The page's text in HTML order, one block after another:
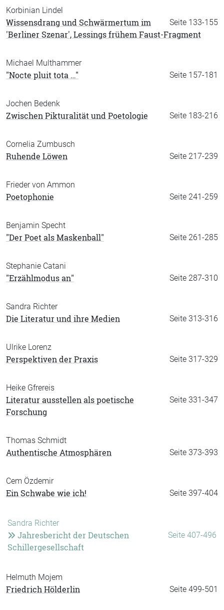
Korbinian Lindel
Seite 133-155
Wissensdrang und Schwärmertum im
'Berliner Szenar', Lessings frühem Faust-Fragment
Michael Multhammer
Seite 157-181
"Nocte pluit tota …"
Jochen Bedenk
Seite 183-216
Zwischen Pikturalität und Poetologie
Cornelia Zumbusch
Seite 217-239
Ruhende Löwen
Frieder von Ammon
Seite 241-259
Poetophonie
Benjamin Specht
Seite 261-285
"Der Poet als Maskenball"
Stephanie Catani
Seite 287-310
"Erzählmodus an"
Sandra Richter
Seite 313-316
Die Literatur und ihre Medien
Ulrike Lorenz
Seite 317-329
Perspektiven der Praxis
Heike Gfrereis
Seite 331-347
Literatur ausstellen als poetische
Forschung
Thomas Schmidt
Seite 373-393
Authentische Atmosphären
Cem Özdemir
Seite 397-404
Ein Schwabe wie ich!
Sandra Richter
Seite 407-496
Jahresbericht der Deutschen
Schillergesellschaft
Helmuth Mojem
Seite 499-501
Friedrich Hölderlin